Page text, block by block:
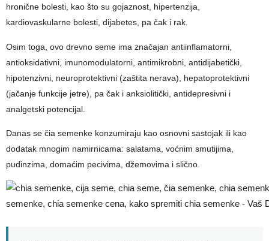
hronične bolesti, kao što su gojaznost, hipertenzija,
kardiovaskularne bolesti, dijabetes, pa čak i rak.
Osim toga, ovo drevno seme ima značajan antiinflamatorni,
antioksidativni, imunomodulatorni, antimikrobni, antidijabetički,
hipotenzivni, neuroprotektivni (zaštita nerava), hepatoprotektivni
(jačanje funkcije jetre), pa čak i anksiolitički, antidepresivni i
analgetski potencijal.
Danas se čia semenke konzumiraju kao osnovni sastojak ili kao
dodatak mnogim namirnicama: salatama, voćnim smutijima,
pudinzima, domaćim pecivima, džemovima i slično.